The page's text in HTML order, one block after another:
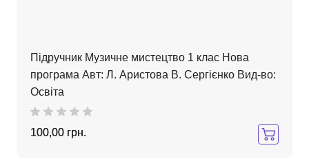
Підручник Музичне мистецтво 1 клас Нова
програма Авт: Л. Аристова В. Сергієнко Вид-во:
Освіта
100,00 грн.